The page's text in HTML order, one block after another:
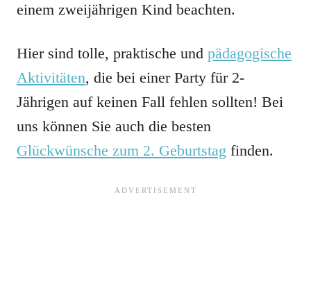
einem zweijährigen Kind beachten.
Hier sind tolle, praktische und pädagogische
Aktivitäten, die bei einer Party für 2-
Jährigen auf keinen Fall fehlen sollten! Bei
uns können Sie auch die besten
Glückwünsche zum 2. Geburtstag finden.